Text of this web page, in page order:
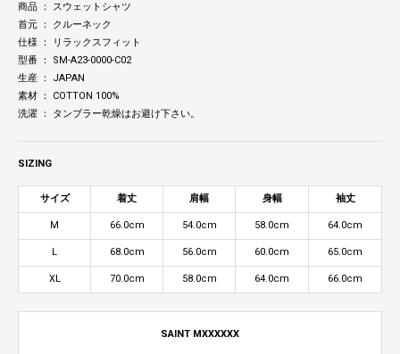
商品 ： スウェットシャツ
首元 ： クルーネック
仕様 ： リラックスフィット
型番 ： SM-A23-0000-C02
生産 ： JAPAN
素材 ： COTTON 100%
洗濯 ： タンブラー乾燥はお避け下さい。
SIZING
サイズ 着丈 肩幅 身幅 袖丈
M 66.0cm 54.0cm 58.0cm 64.0cm
L 68.0cm 56.0cm 60.0cm 65.0cm
XL 70.0cm 58.0cm 64.0cm 66.0cm
SAINT MXXXXXX